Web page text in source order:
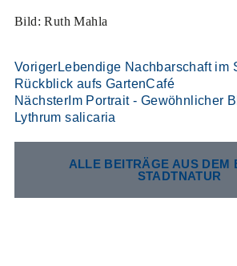
Bild: Ruth Mahla
VorigerLebendige Nachbarschaft im
Rückblick aufs GartenCafé
Nächster Im Portrait - Gewöhnlicher
Lythrum salicaria
ALLE BEITRÄGE AUS DEM
STADTNATUR​